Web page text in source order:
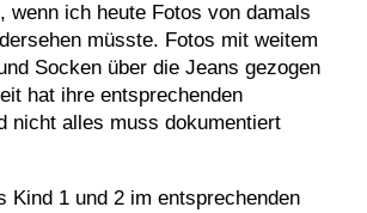
wenn ich heute Fotos von damals
müsste. Fotos mit weitem
Socken über die Jeans gezogen
hat ihre entsprechenden
nicht alles muss dokumentiert
Kind 1 und 2 im entsprechenden